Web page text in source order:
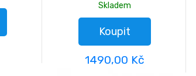
Skladem
Koupit
1490,00 Kč